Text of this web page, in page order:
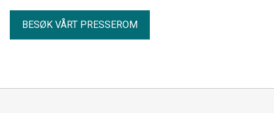
BESØK VÅRT PRESSEROM